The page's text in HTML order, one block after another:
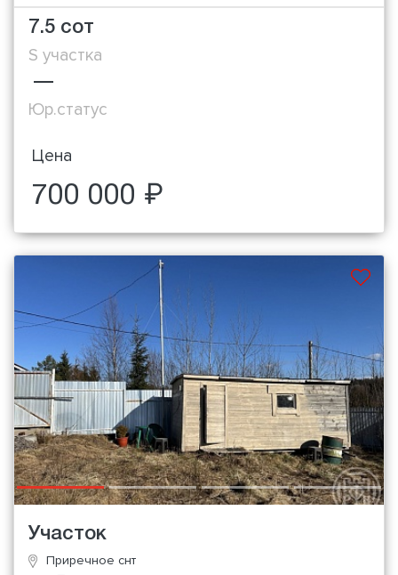
7.5 сот
S участка
—
Юр.статус
Цена
700 000 ₽
Участок
Приречное снт